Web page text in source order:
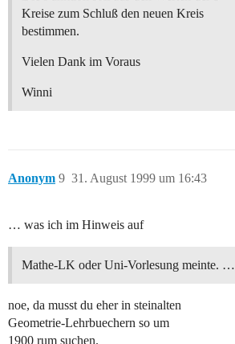
Kreise zum Schluß den neuen Kreis
bestimmen.
Vielen Dank im Voraus
Winni
Anonym 31. August 1999 um 16:43
9
… was ich im Hinweis auf
Mathe-LK oder Uni-Vorlesung meinte. …
noe, da musst du eher in steinalten
Geometrie-Lehrbuechern so um
1900 rum suchen.